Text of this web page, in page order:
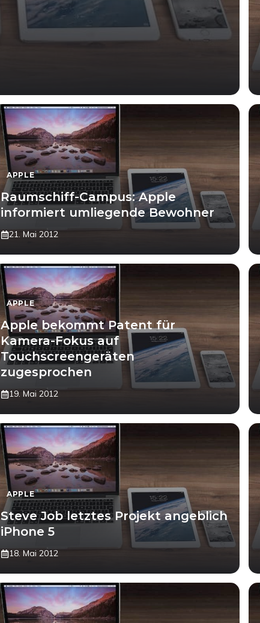
APPLE
Raumschiff-Campus: Apple
informiert umliegende Bewohner
21. Mai 2012
APPLE
Apple bekommt Patent für
Kamera-Fokus auf
Touchscreengeräten
zugesprochen
19. Mai 2012
APPLE
Steve Job letztes Projekt angeblich
iPhone 5
18. Mai 2012